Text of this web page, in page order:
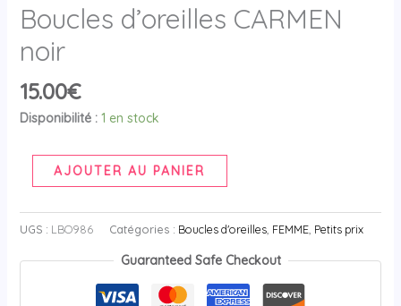
Boucles d’oreilles CARMEN
noir
15.00€
Disponibilité : 1 en stock
AJOUTER AU PANIER
UGS : LBO986 Catégories : Boucles d'oreilles, FEMME, Petits prix
Guaranteed Safe Checkout